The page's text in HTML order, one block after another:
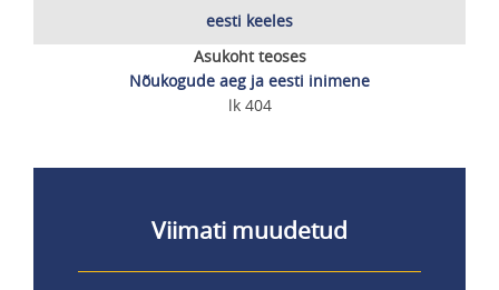
eesti keeles
Asukoht teoses
Nõukogude aeg ja eesti inimene
lk 404
Viimati muudetud